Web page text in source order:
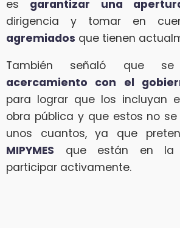
es garantizar una
dirigencia y tomar en
agremiados que tienen
También señaló que
acercamiento con el
para lograr que los incluyan
obra pública y que estos no
unos cuantos, ya que
MIPYMES que están en la
participar activamente.